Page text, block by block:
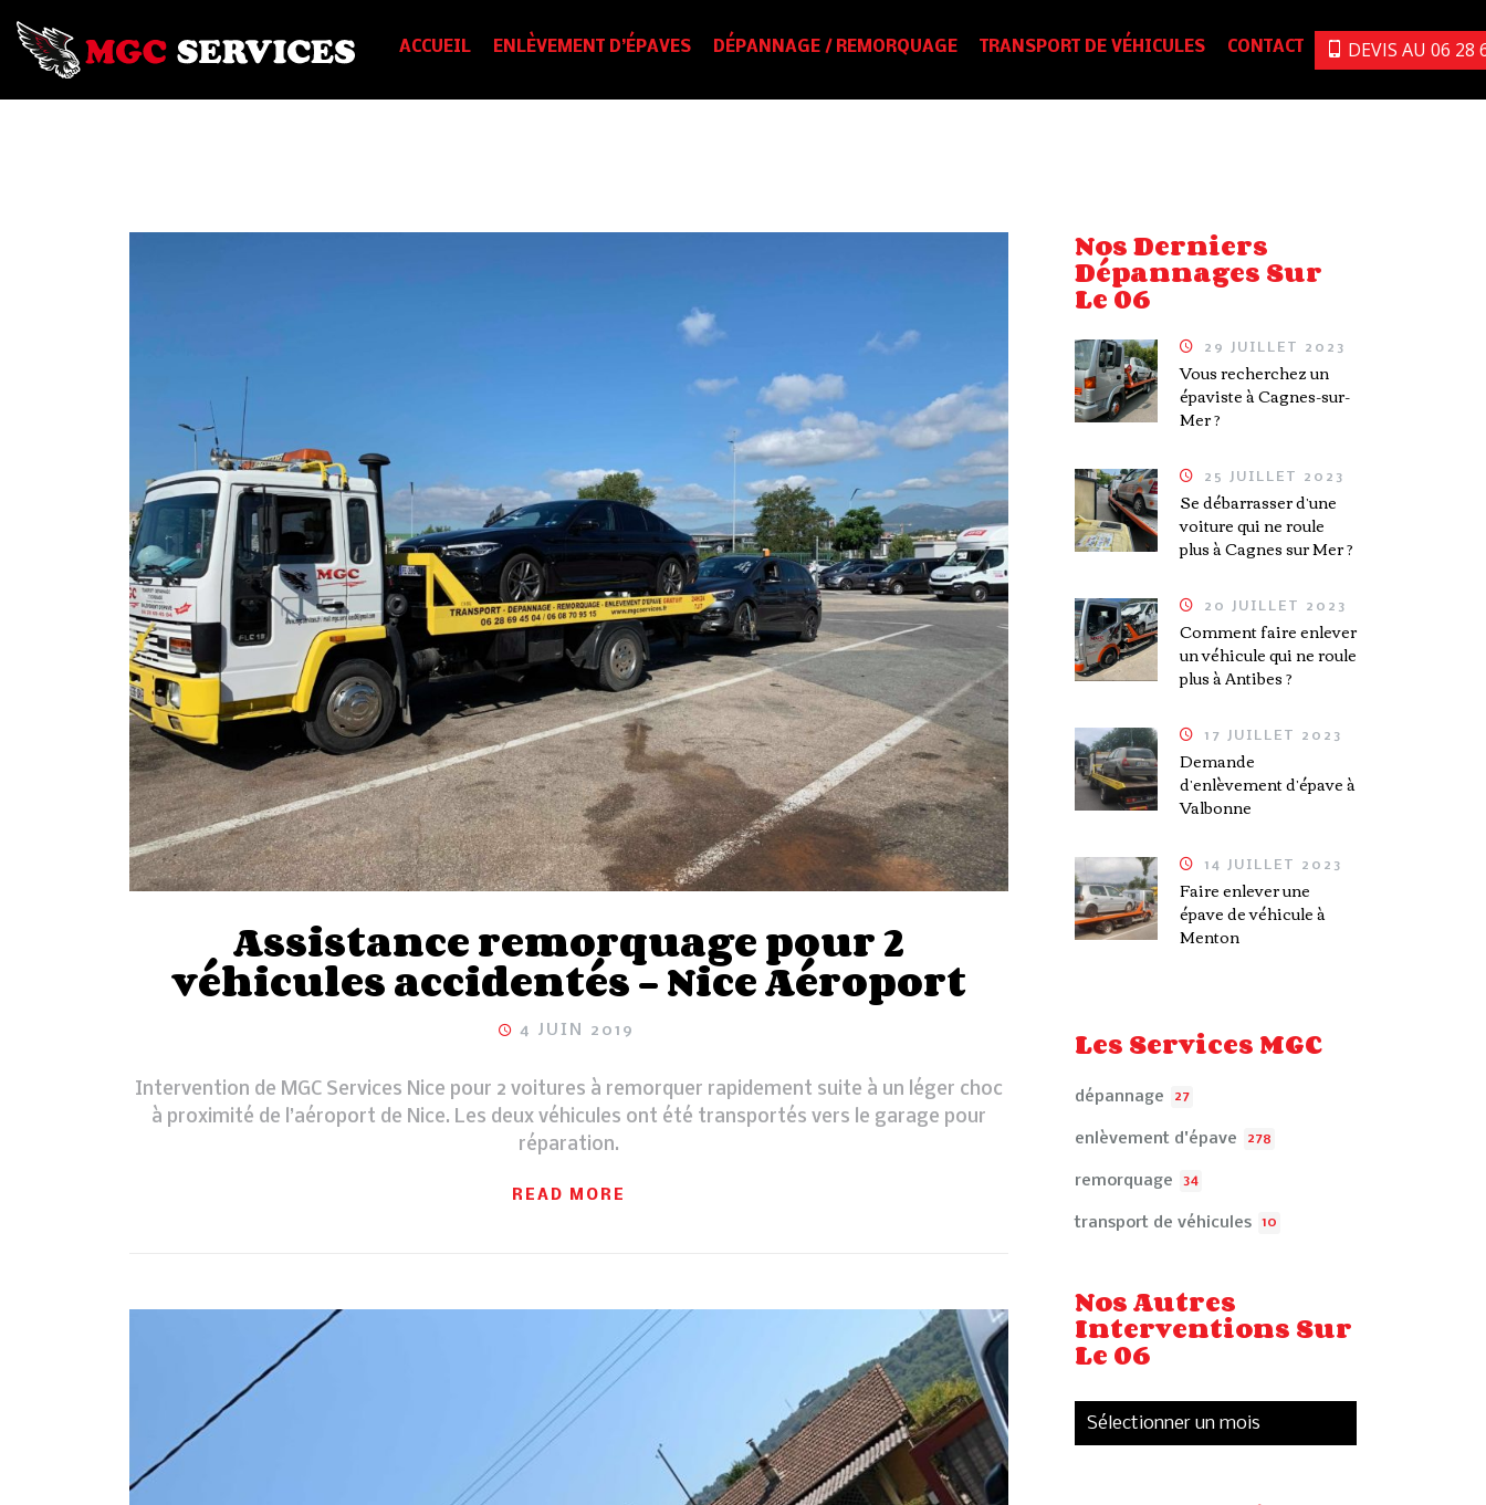
ACCUEIL ENLÈVEMENT D’ÉPAVES DÉPANNAGE / REMORQUAGE TRANSPORT DE VÉHICULES CONTACT DEVIS AU 06 28
Assistance remorquage pour 2
véhicules accidentés – Nice Aéroport
4 JUIN 2019
Intervention de MGC Services Nice pour 2 voitures à remorquer rapidement suite à un léger choc
à proximité de l’aéroport de Nice. Les deux véhicules ont été transportés vers le garage pour
réparation.
READ MORE
Nos Derniers
Dépannages Sur
Le 06
29 JUILLET 2023
Vous recherchez un
épaviste à Cagnes-sur-
Mer ?
25 JUILLET 2023
Se débarrasser d’une
voiture qui ne roule
plus à Cagnes sur Mer ?
20 JUILLET 2023
Comment faire enlever
un véhicule qui ne roule
plus à Antibes ?
17 JUILLET 2023
Demande
d’enlèvement d’épave à
Valbonne
14 JUILLET 2023
Faire enlever une
épave de véhicule à
Menton
Les Services MGC
dépannage 27
enlèvement d'épave 278
remorquage 34
transport de véhicules 10
Nos Autres
Interventions Sur
Le 06